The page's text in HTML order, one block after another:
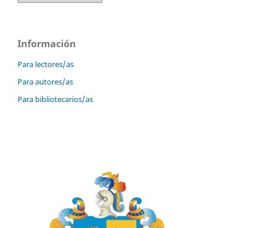
Información
Para lectores/as
Para autores/as
Para bibliotecarios/as